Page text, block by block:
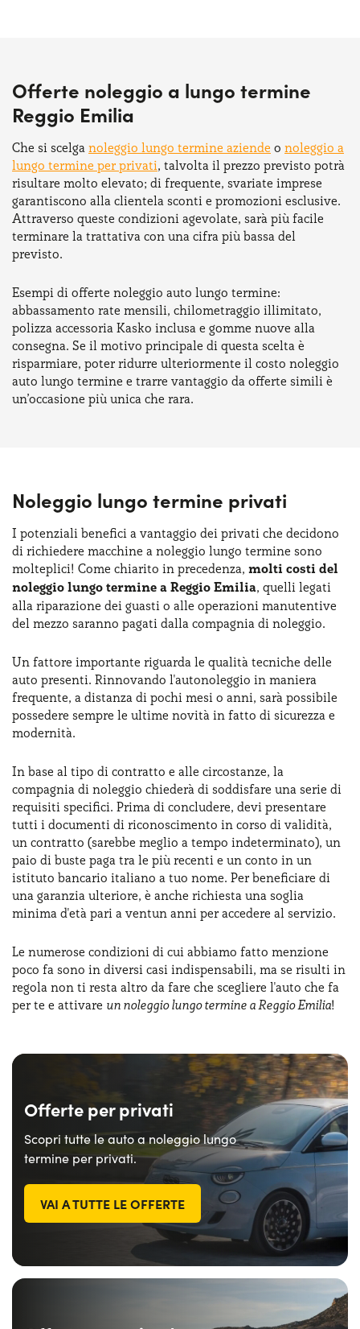
Offerte noleggio a lungo termine
Reggio Emilia
Che si scelga noleggio lungo termine aziende o noleggio a
lungo termine per privati, talvolta il prezzo previsto potrà
risultare molto elevato; di frequente, svariate imprese
garantiscono alla clientela sconti e promozioni esclusive.
Attraverso queste condizioni agevolate, sarà più facile
terminare la trattativa con una cifra più bassa del
previsto.
Esempi di offerte noleggio auto lungo termine:
abbassamento rate mensili, chilometraggio illimitato,
polizza accessoria Kasko inclusa e gomme nuove alla
consegna. Se il motivo principale di questa scelta è
risparmiare, poter ridurre ulteriormente il costo noleggio
auto lungo termine e trarre vantaggio da offerte simili è
un’occasione più unica che rara.
Noleggio lungo termine privati
I potenziali benefici a vantaggio dei privati che decidono
di richiedere macchine a noleggio lungo termine sono
molteplici! Come chiarito in precedenza, molti costi del
noleggio lungo termine a Reggio Emilia, quelli legati
alla riparazione dei guasti o alle operazioni manutentive
del mezzo saranno pagati dalla compagnia di noleggio.
Un fattore importante riguarda le qualità tecniche delle
auto presenti. Rinnovando l'autonoleggio in maniera
frequente, a distanza di pochi mesi o anni, sarà possibile
possedere sempre le ultime novità in fatto di sicurezza e
modernità.
In base al tipo di contratto e alle circostanze, la
compagnia di noleggio chiederà di soddisfare una serie di
requisiti specifici. Prima di concludere, devi presentare
tutti i documenti di riconoscimento in corso di validità,
un contratto (sarebbe meglio a tempo indeterminato), un
paio di buste paga tra le più recenti e un conto in un
istituto bancario italiano a tuo nome. Per beneficiare di
una garanzia ulteriore, è anche richiesta una soglia
minima d'età pari a ventun anni per accedere al servizio.
Le numerose condizioni di cui abbiamo fatto menzione
poco fa sono in diversi casi indispensabili, ma se risulti in
regola non ti resta altro da fare che scegliere l'auto che fa
per te e attivare un noleggio lungo termine a Reggio Emilia!
Offerte per privati
Scopri tutte le auto a noleggio lungo
termine per privati.
VAI A TUTTE LE OFFERTE